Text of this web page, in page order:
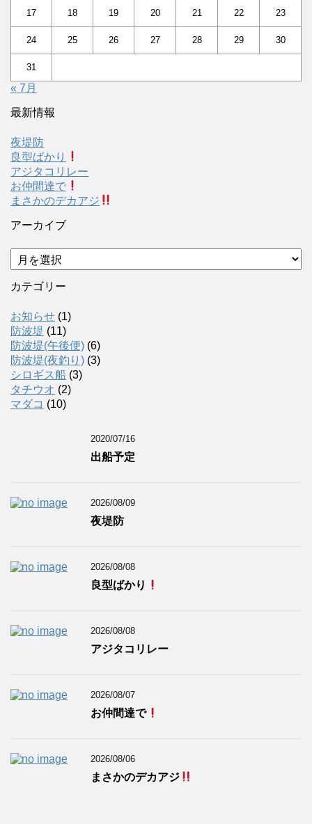
17 18 19 20 21 22 23
24 25 26 27 28 29 30
31
« 7月
最新情報
夜堤防
良型ばかり
アジタコリレー
お仲間達で
まさかのデカアジ
アーカイブ
ア
ー
カ
ブ
カテゴリー
お知らせ (1)
防波堤 (11)
防波堤(午後便) (6)
防波堤(夜釣り) (3)
シロギス船 (3)
タチウオ (2)
マダコ (10)
2020/07/16
出船予定
2026/08/09
夜堤防
2026/08/08
良型ばかり
2026/08/08
アジタコリレー
2026/08/07
お仲間達で
2026/08/06
まさかのデカアジ